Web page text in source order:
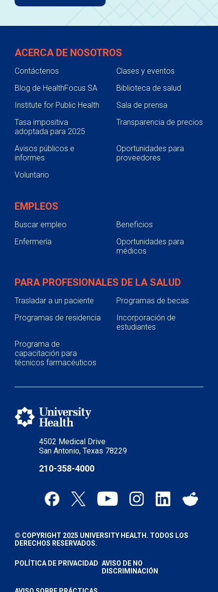
4502 Medical Drive
San Antonio, Texas 78229
210-358-4000
ACERCA DE NOSOTROS
Contáctenos
Clases y eventos
Blog de HealthFocus SA
Biblioteca de salud
Institute for Public Health
Sala de prensa
Tasa impositiva
adoptada para 2025
Transparencia de precios
Avisos públicos e
informes
Oportunidades para
proveedores
Voluntario
EMPLEOS
Buscar empleo
Beneficios
Enfermería
Oportunidades para
médicos
PARA PROFESIONALES DE LA SALUD
Trasladar a un paciente
Programas de becas
Programas de residencia
Incorporación de
estudiantes
Programa de
capacitación para
técnicos farmacéuticos
© COPYRIGHT 2025 UNIVERSITY HEALTH. TODOS LOS
DERECHOS RESERVADOS.
POLÍTICA DE PRIVACIDAD AVISO DE NO
DISCRIMINACIÓN